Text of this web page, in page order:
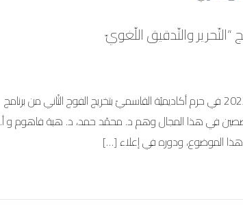
والتّدقيق اللّغويّ
اِحتفلت وحدة التّعليم الخارجيّ يوم الأحد الموافق لتاريخ 2022/08/07 في حرم أكاديميّة القاسميّ بتخريج الفوج الثّاني من برنامج
في هذا المجال وهم د. محمّد حمد، د. هبة فاهوم و أ.
الموضوع، ودوره في إعلاء […]